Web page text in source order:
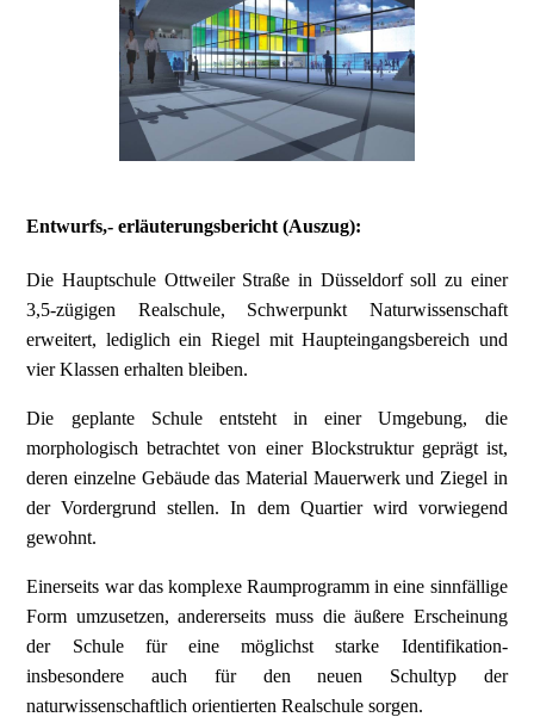
Entwurfs,- erläuterungsbericht (Auszug):
Die Hauptschule Ottweiler Straße in Düsseldorf soll zu einer
3,5-zügigen Realschule, Schwerpunkt Naturwissenschaft
erweitert, lediglich ein Riegel mit Haupteingangsbereich und
vier Klassen erhalten bleiben.
Die geplante Schule entsteht in einer Umgebung, die
morphologisch betrachtet von einer Blockstruktur geprägt ist,
deren einzelne Gebäude das Material Mauerwerk und Ziegel in
der Vordergrund stellen. In dem Quartier wird vorwiegend
gewohnt.
Einerseits war das komplexe Raumprogramm in eine sinnfällige
Form umzusetzen, andererseits muss die äußere Erscheinung
der Schule für eine möglichst starke Identifikation-
insbesondere auch für den neuen Schultyp der
naturwissenschaftlich orientierten Realschule sorgen.